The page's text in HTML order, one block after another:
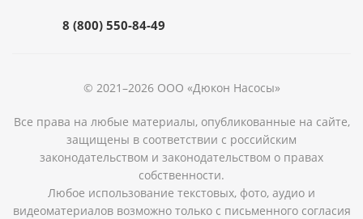
8 (800) 550-84-49
© 2021–2026 ООО «Дюкон Насосы»
Все права на любые материалы, опубликованные на сайте,
защищены в соответствии с российским
законодательством и законодательством о правах
собственности.
Любое использование текстовых, фото, аудио и
видеоматериалов возможно только с письменного согласия